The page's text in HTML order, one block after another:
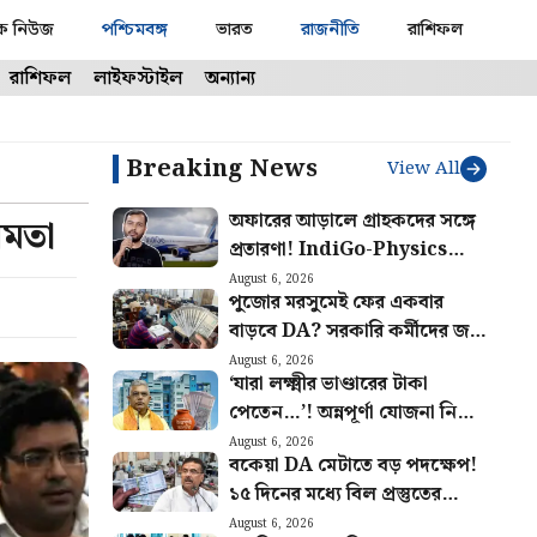
নিউজ পশ্চিমবঙ্গ ভারত রাজনীতি রাশিফল
রাশিফল লাইফস্টাইল অন্যান্য
Breaking News View All
অফারের আড়ালে গ্রাহকদের সঙ্গে
প্রতারণা! IndiGo-Physics
Wallah সহ ৯ টি সংস্থাকে
জরিমানা কেন্দ্রের
August 6, 2026
পুজোর মরসুমেই ফের একবার
বাড়বে DA? সরকারি কর্মীদের জন্য
বিরাট আপডেট
August 6, 2026
‘যারা লক্ষ্মীর ভাণ্ডারের টাকা
পেতেন…’! অন্নপূর্ণা যোজনা নিয়ে
বড় আপডেট দিলেন মন্ত্রী দিলীপ
August 6, 2026
বকেয়া DA মেটাতে বড় পদক্ষেপ!
১৫ দিনের মধ্যে বিল প্রস্তুতের
নির্দেশ অর্থ দপ্তরের
August 6, 2026